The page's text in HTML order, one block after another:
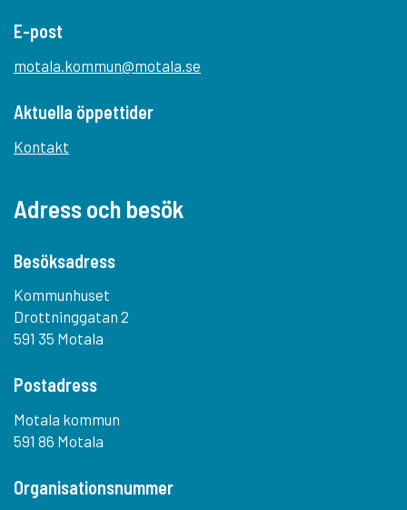
E-post
motala.kommun@motala.se
Aktuella öppettider
Kontakt
Adress och besök
Besöksadress
Kommunhuset
Drottninggatan 2
591 35 Motala
Postadress
Motala kommun
591 86 Motala
Organisationsnummer